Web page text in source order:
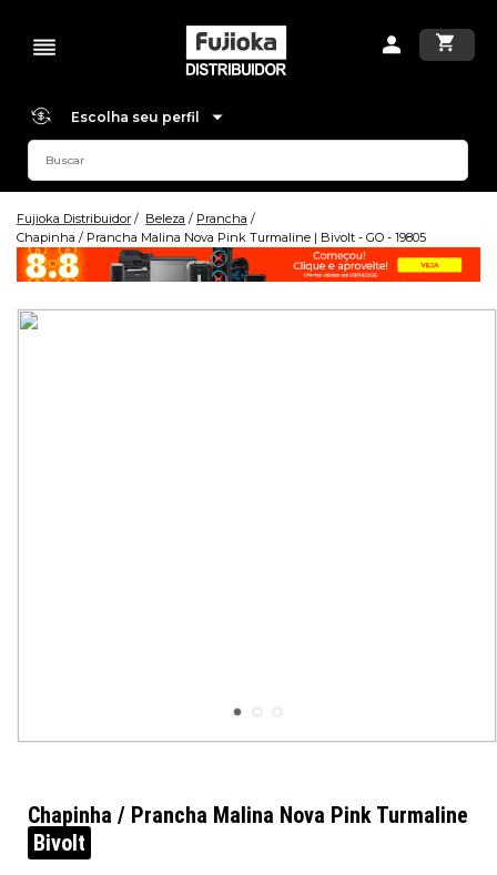
Escolha seu perfil
Fujioka Distribuidor Beleza
Prancha
Chapinha / Prancha Malina Nova Pink Turmaline | Bivolt - GO - 19805
Chapinha / Prancha Malina Nova Pink Turmaline
Bivolt